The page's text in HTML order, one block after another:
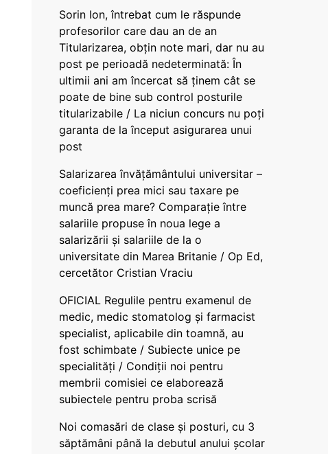
Sorin Ion, întrebat cum le răspunde
profesorilor care dau an de an
Titularizarea, obțin note mari, dar nu au
post pe perioadă nedeterminată: În
ultimii ani am încercat să ținem cât se
poate de bine sub control posturile
titularizabile / La niciun concurs nu poți
garanta de la început asigurarea unui
post
Salarizarea învățământului universitar –
coeficienți prea mici sau taxare pe
muncă prea mare? Comparație între
salariile propuse în noua lege a
salarizării și salariile de la o
universitate din Marea Britanie / Op Ed,
cercetător Cristian Vraciu
OFICIAL Regulile pentru examenul de
medic, medic stomatolog și farmacist
specialist, aplicabile din toamnă, au
fost schimbate / Subiecte unice pe
specialități / Condiții noi pentru
membrii comisiei ce elaborează
subiectele pentru proba scrisă
Noi comasări de clase și posturi, cu 3
săptămâni până la debutul anului școlar